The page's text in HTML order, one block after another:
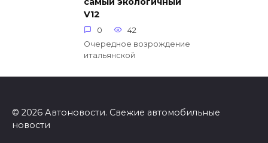
V12
0
42
Очередное возрождение
итальянской
© 2026 Автоновости. Свежие автомобильные
новости